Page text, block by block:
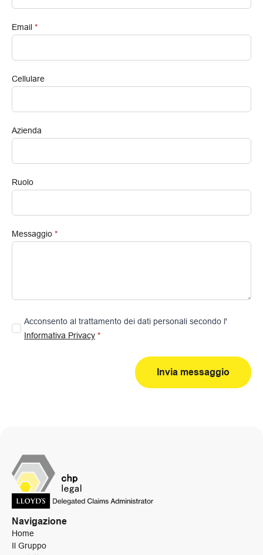
Email *
Cellulare
Azienda
Ruolo
Messaggio *
Acconsento al trattamento dei dati personali secondo l'
Informativa Privacy *
Invia messaggio
Navigazione
Home
Il Gruppo